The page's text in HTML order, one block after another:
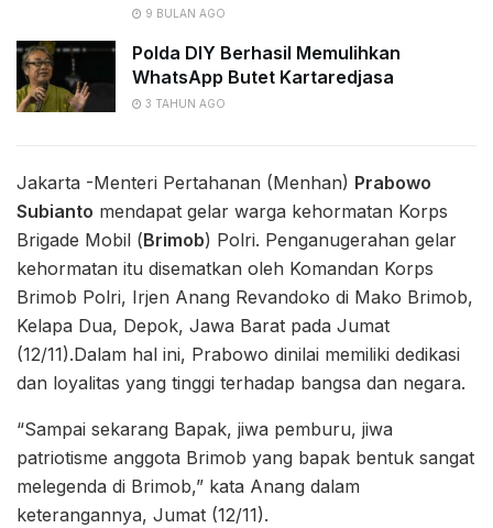
9 BULAN AGO
Polda DIY Berhasil Memulihkan
WhatsApp Butet Kartaredjasa
3 TAHUN AGO
Jakarta -Menteri Pertahanan (Menhan) Prabowo
Subianto mendapat gelar warga kehormatan Korps
Brigade Mobil (Brimob) Polri. Penganugerahan gelar
kehormatan itu disematkan oleh Komandan Korps
Brimob Polri, Irjen Anang Revandoko di Mako Brimob,
Kelapa Dua, Depok, Jawa Barat pada Jumat
(12/11).Dalam hal ini, Prabowo dinilai memiliki dedikasi
dan loyalitas yang tinggi terhadap bangsa dan negara.
“Sampai sekarang Bapak, jiwa pemburu, jiwa
patriotisme anggota Brimob yang bapak bentuk sangat
melegenda di Brimob,” kata Anang dalam
keterangannya, Jumat (12/11).